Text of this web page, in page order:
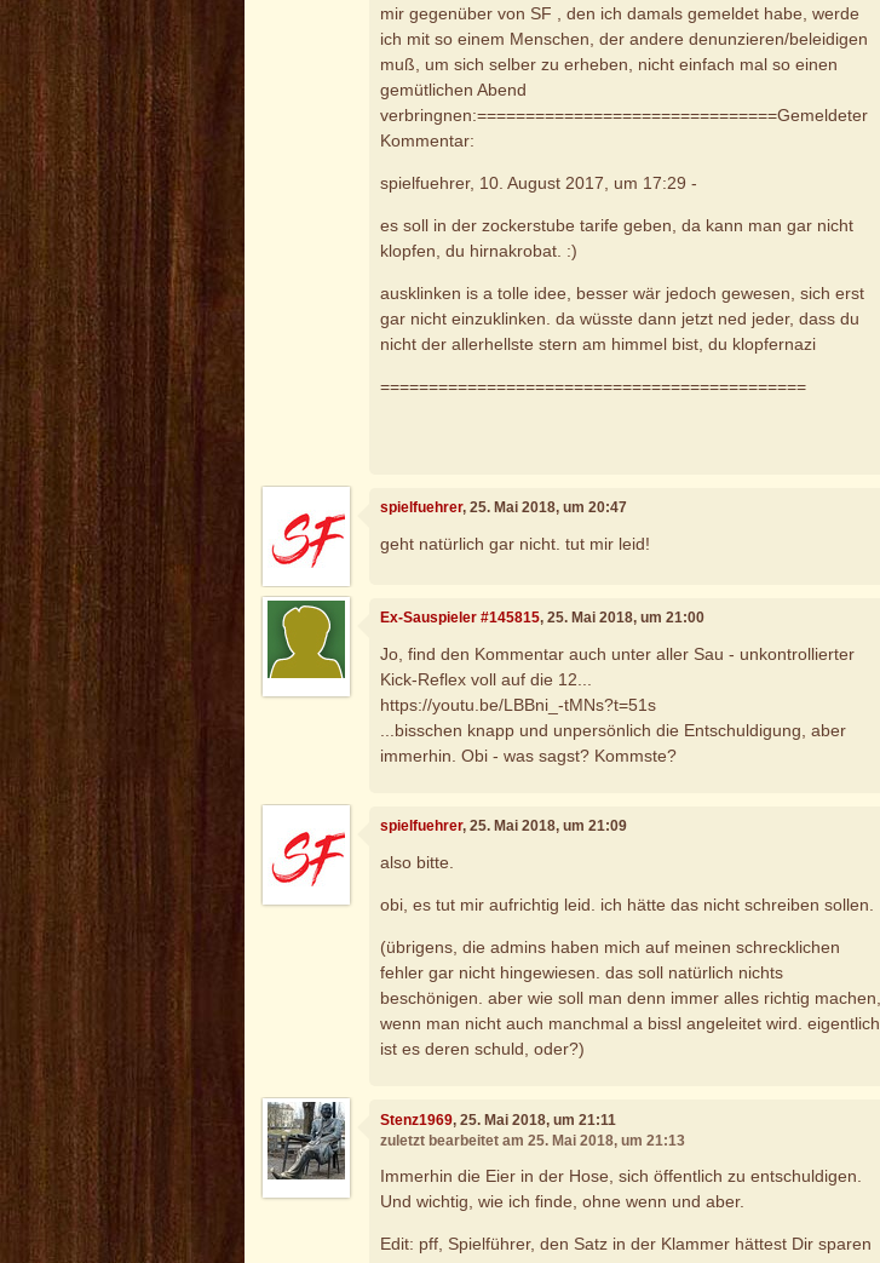
mir gegenüber von SF , den ich damals gemeldet habe, werde
ich mit so einem Menschen, der andere denunzieren/beleidigen
muß, um sich selber zu erheben, nicht einfach mal so einen
gemütlichen Abend
verbringnen:===============================Gemeldeter
Kommentar:
spielfuehrer, 10. August 2017, um 17:29 -
es soll in der zockerstube tarife geben, da kann man gar nicht
klopfen, du hirnakrobat. :)
ausklinken is a tolle idee, besser wär jedoch gewesen, sich erst
gar nicht einzuklinken. da wüsste dann jetzt ned jeder, dass du
nicht der allerhellste stern am himmel bist, du klopfernazi
============================================
spielfuehrer, 25. Mai 2018, um 20:47
geht natürlich gar nicht. tut mir leid!
Ex-Sauspieler #145815, 25. Mai 2018, um 21:00
Jo, find den Kommentar auch unter aller Sau - unkontrollierter
Kick-Reflex voll auf die 12...
https://youtu.be/LBBni_-tMNs?t=51s
...bisschen knapp und unpersönlich die Entschuldigung, aber
immerhin. Obi - was sagst? Kommste?
spielfuehrer, 25. Mai 2018, um 21:09
also bitte.
obi, es tut mir aufrichtig leid. ich hätte das nicht schreiben sollen.
(übrigens, die admins haben mich auf meinen schrecklichen
fehler gar nicht hingewiesen. das soll natürlich nichts
beschönigen. aber wie soll man denn immer alles richtig machen,
wenn man nicht auch manchmal a bissl angeleitet wird. eigentlich
ist es deren schuld, oder?)
Stenz1969, 25. Mai 2018, um 21:11
zuletzt bearbeitet am 25. Mai 2018, um 21:13
Immerhin die Eier in der Hose, sich öffentlich zu entschuldigen.
Und wichtig, wie ich finde, ohne wenn und aber.
Edit: pff, Spielführer, den Satz in der Klammer hättest Dir sparen